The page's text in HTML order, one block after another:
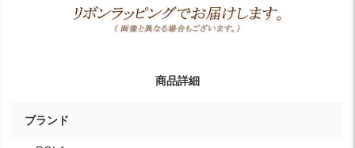
商品詳細
ブランド